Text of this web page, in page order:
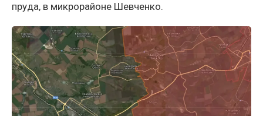
пруда, в микрорайоне Шевченко.